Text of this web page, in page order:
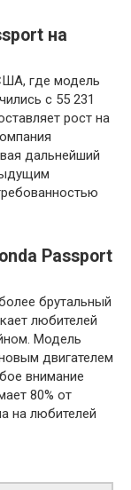
на
где модель
с 55 231
рост на
дальнейший
Passport
брутальный
любителей
Модель
двигателем
внимание
80% от
на любителей